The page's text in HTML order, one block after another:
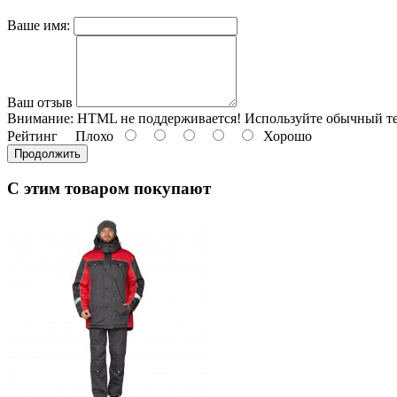
Ваше имя:
Ваш отзыв
Внимание: HTML не поддерживается! Используйте обычный
Рейтинг Плохо Хорошо
Продолжить
С этим товаром покупают